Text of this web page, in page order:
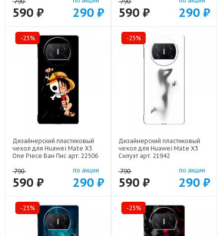
590 ₽ 290 ₽ 590 ₽ 290 ₽
-25%
Дизайнерский пластиковый
чехол для Huawei Mate X3
One Piece Ван Пис арт: 22506
790
590 ₽
по акции
290 ₽
-25%
Дизайнерский пластиковый
чехол для Huawei Mate X3
Силуэт арт: 21942
790
590 ₽
по акции
290 ₽
-25% -25%